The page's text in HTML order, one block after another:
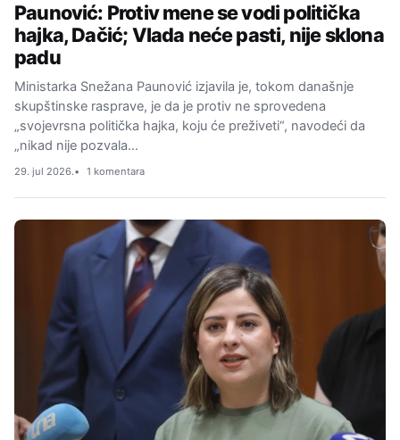
Paunović: Protiv mene se vodi politička
hajka, Dačić; Vlada neće pasti, nije sklona
padu
Ministarka Snežana Paunović izjavila je, tokom današnje
skupštinske rasprave, je da je protiv ne sprovedena
„svojevrsna politička hajka, koju će preživeti“, navodeći da
„nikad nije pozvala…
29. jul 2026. 1 komentara